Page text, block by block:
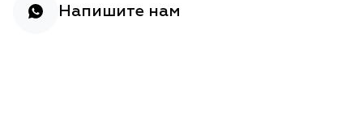
Напишите нам